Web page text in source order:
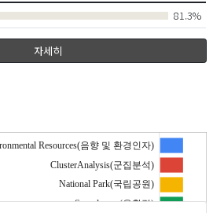
81.3%
자세히
Resources(음향 및 환경인자)
ClusterAnalysis(군집분석)
National Park(국립공원)
Soundscape(음환경)
Ki)' 의 발표논문(1)